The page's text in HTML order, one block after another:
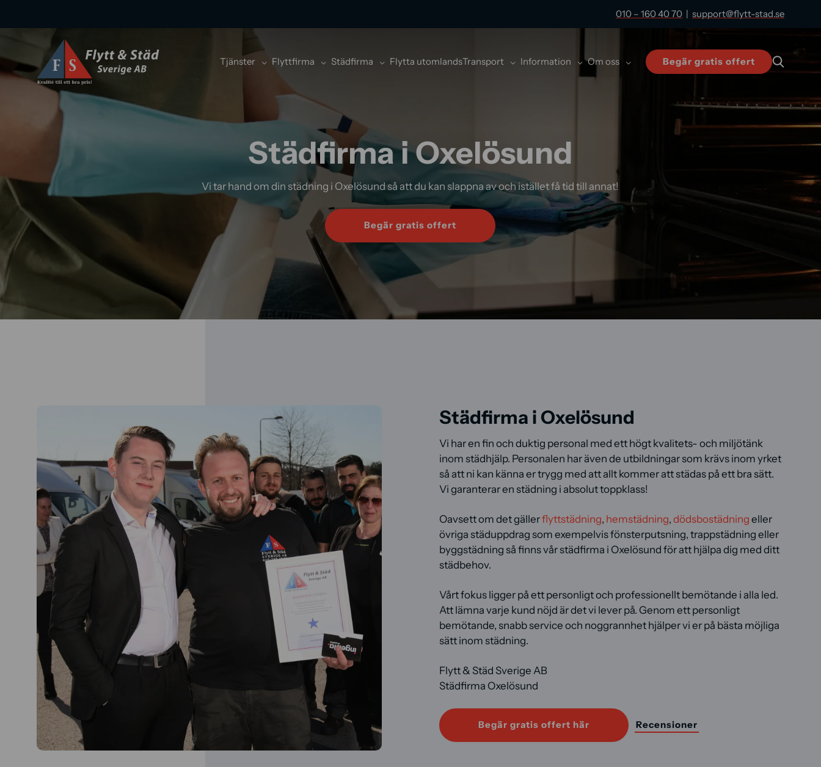
010 – 160 40 70 | support@flytt-stad.se
Tjänster Flyttfirma Städfirma Flytta utomlandsTransport Information Om oss Begär gratis offert
Städfirma i Oxelösund
Vi tar hand om din städning i Oxelösund så att du kan slappna av och istället få tid till annat!
Begär gratis offert
Städfirma i Oxelösund
Vi har en fin och duktig personal med ett högt kvalitets- och miljötänk
inom städhjälp. Personalen har även de utbildningar som krävs inom yrket
så att ni kan känna er trygg med att allt kommer att städas på ett bra sätt.
Vi garanterar en städning i absolut toppklass!
Oavsett om det gällerflyttstädning, hemstädning,dödsbostädning eller
övriga städuppdrag som exempelvis fönsterputsning, trappstädning eller
byggstädning så finns vår städfirma i Oxelösund för att hjälpa dig med ditt
städbehov.
Vårt fokus ligger på ett personligt och professionellt bemötande i alla led.
Att lämna varje kund nöjd är det vi lever på. Genom ett personligt
bemötande, snabb service och noggrannhet hjälper vi er på bästa möjliga
sätt inom städning.
Flytt & Städ Sverige AB
Städfirma Oxelösund
Begär gratis offert här Recensioner